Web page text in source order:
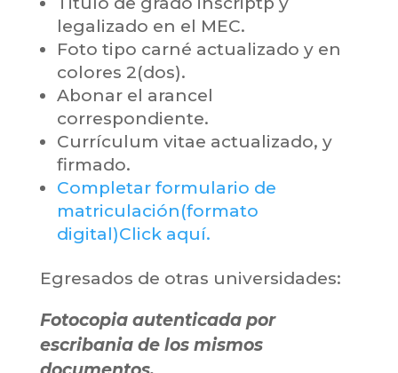
legalizado en el MEC.
Foto tipo carné actualizado y en
colores 2(dos).
Abonar el arancel
correspondiente.
Currículum vitae actualizado, y
firmado.
Completar formulario de
matriculación(formato
digital)Click aquí.
Egresados de otras universidades:
Fotocopia autenticada por
escribania de los mismos